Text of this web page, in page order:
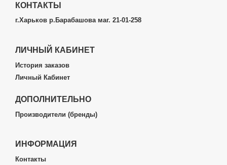
КОНТАКТЫ
г.Харьков р.Барабашова маг. 21-01-258
ЛИЧНЫЙ КАБИНЕТ
История заказов
Личный Кабинет
ДОПОЛНИТЕЛЬНО
Производители (бренды)
ИНФОРМАЦИЯ
Контакты